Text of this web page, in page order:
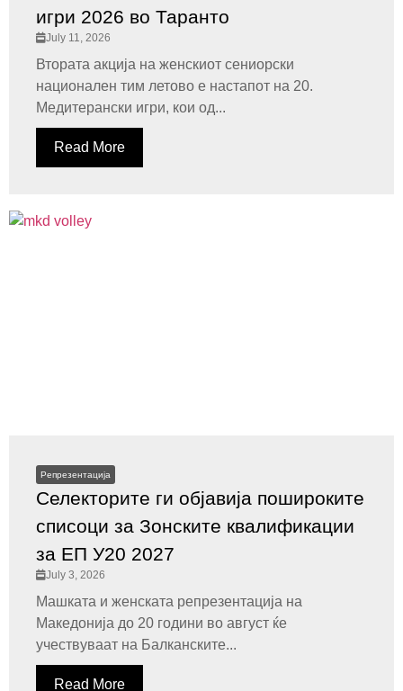
игри 2026 во Таранто
July 11, 2026
Втората акција на женскиот сениорски
национален тим летово е настапот на 20.
Медитерански игри, кои од...
Read More
Репрезентација
Селекторите ги објавија пошироките
списоци за Зонските квалификации
за ЕП У20 2027
July 3, 2026
Машката и женската репрезентација на
Македонија до 20 години во август ќе
учествуваат на Балканските...
Read More